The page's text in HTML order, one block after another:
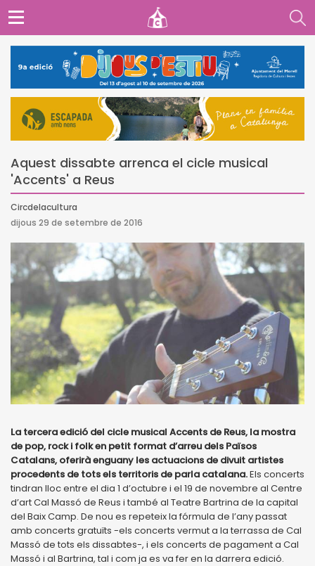
Aquest dissabte arrenca el cicle musical
'Accents' a Reus
Circdelacultura
dijous 29 de setembre de 2016
La tercera edició del cicle musical Accents de Reus, la mostra
de pop, rock i folk en petit format d’arreu dels Països
Catalans, oferirà enguany les actuacions de divuit artistes
procedents de tots els territoris de parla catalana.Els concerts
tindran lloc entre el dia 1 d’octubre i el 19 de novembre al Centre
d’art Cal Massó de Reus i també al Teatre Bartrina de la capital
del Baix Camp. De nou es repeteix la fórmula de l’any passat
amb concerts gratuïts -els concerts vermut a la terrassa de Cal
Massó de tots els dissabtes-, i els concerts de pagament a Cal
Massó i al Bartrina, tal i com ja es va fer en la darrera edició.